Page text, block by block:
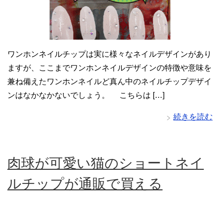
ワンホンネイルチップは実に様々なネイルデザインがあり
ますが、ここまでワンホンネイルデザインの特徴や意味を
兼ね備えたワンホンネイルど真ん中のネイルチップデザイ
ンはなかなかないでしょう。 こちらは […]
続きを読む
肉球が可愛い猫のショートネイ
ルチップが通販で買える